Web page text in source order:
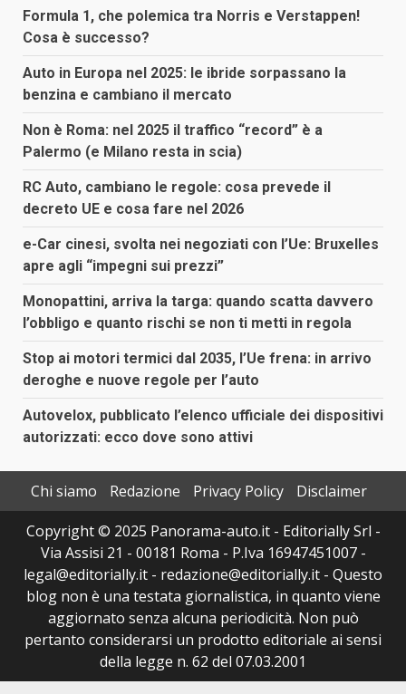
Formula 1, che polemica tra Norris e Verstappen!
Cosa è successo?
Auto in Europa nel 2025: le ibride sorpassano la
benzina e cambiano il mercato
Non è Roma: nel 2025 il traffico “record” è a
Palermo (e Milano resta in scia)
RC Auto, cambiano le regole: cosa prevede il
decreto UE e cosa fare nel 2026
e-Car cinesi, svolta nei negoziati con l’Ue: Bruxelles
apre agli “impegni sui prezzi”
Monopattini, arriva la targa: quando scatta davvero
l’obbligo e quanto rischi se non ti metti in regola
Stop ai motori termici dal 2035, l’Ue frena: in arrivo
deroghe e nuove regole per l’auto
Autovelox, pubblicato l’elenco ufficiale dei dispositivi
autorizzati: ecco dove sono attivi
Chi siamo Redazione Privacy Policy
Disclaimer
Copyright © 2025 Panorama-auto.it - Editorially Srl -
Via Assisi 21 - 00181 Roma - P.Iva 16947451007 -
legal@editorially.it - redazione@editorially.it - Questo
blog non è una testata giornalistica, in quanto viene
aggiornato senza alcuna periodicità. Non può
pertanto considerarsi un prodotto editoriale ai sensi
della legge n. 62 del 07.03.2001